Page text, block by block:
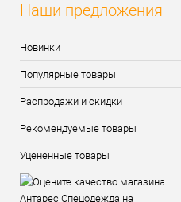
Наши предложения
Новинки
Популярные товары
Распродажи и скидки
Рекомендуемые товары
Уцененные товары